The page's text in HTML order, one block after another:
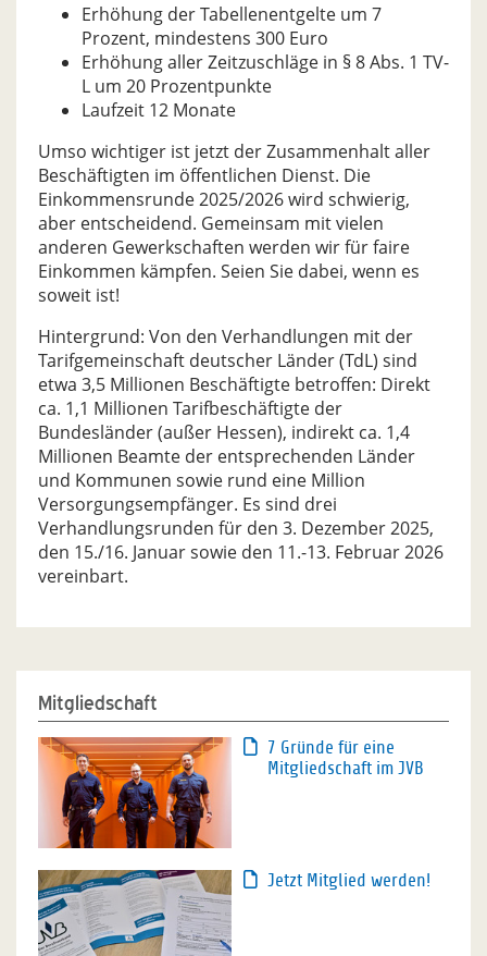
Erhöhung der Tabellenentgelte um 7
Prozent, mindestens 300 Euro
Erhöhung aller Zeitzuschläge in § 8 Abs. 1 TV-
L um 20 Prozentpunkte
Laufzeit 12 Monate
Umso wichtiger ist jetzt der Zusammenhalt aller
Beschäftigten im öffentlichen Dienst. Die
Einkommensrunde 2025/2026 wird schwierig,
aber entscheidend. Gemeinsam mit vielen
anderen Gewerkschaften werden wir für faire
Einkommen kämpfen. Seien Sie dabei, wenn es
soweit ist!
Hintergrund: Von den Verhandlungen mit der
Tarifgemeinschaft deutscher Länder (TdL) sind
etwa 3,5 Millionen Beschäftigte betroffen: Direkt
ca. 1,1 Millionen Tarifbeschäftigte der
Bundesländer (außer Hessen), indirekt ca. 1,4
Millionen Beamte der entsprechenden Länder
und Kommunen sowie rund eine Million
Versorgungsempfänger. Es sind drei
Verhandlungsrunden für den 3. Dezember 2025,
den 15./16. Januar sowie den 11.-13. Februar 2026
vereinbart.
Mitgliedschaft
7 Gründe für eine
Mitgliedschaft im JVB
Jetzt Mitglied werden!